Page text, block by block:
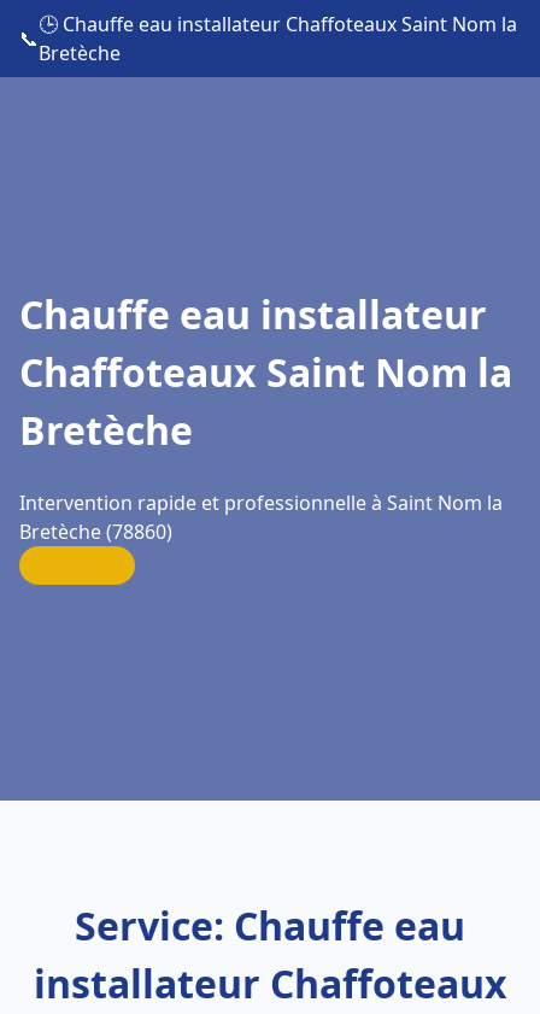
📞
🕒 Chauffe eau installateur Chaffoteaux Saint Nom la
Bretèche
Chauffe eau installateur
Chaffoteaux Saint Nom la
Bretèche
Intervention rapide et professionnelle à Saint Nom la
Bretèche (78860)
Service: Chauffe eau
installateur Chaffoteaux